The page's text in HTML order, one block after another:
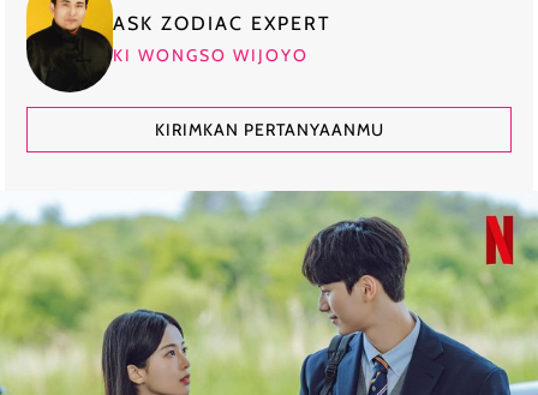
ASK ZODIAC EXPERT
KI WONGSO WIJOYO
KIRIMKAN PERTANYAANMU